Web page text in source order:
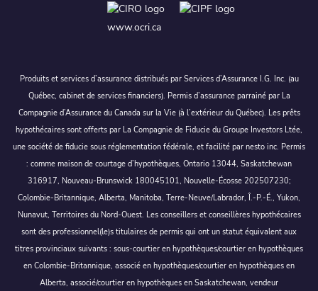
www.ocri.ca
Produits et services d’assurance distribués par Services d’Assurance I.G. Inc. (au
Québec, cabinet de services financiers). Permis d’assurance parrainé par La
Compagnie d’Assurance du Canada sur la Vie (à l’extérieur du Québec). Les prêts
hypothécaires sont offerts par La Compagnie de Fiducie du Groupe Investors Ltée,
une société de fiducie sous réglementation fédérale, et facilité par nesto inc. Permis
: comme maison de courtage d’hypothèques, Ontario 13044, Saskatchewan
316917, Nouveau-Brunswick 180045101, Nouvelle-Écosse 202507230;
Colombie-Britannique, Alberta, Manitoba, Terre-Neuve/Labrador, Î.-P.-É., Yukon,
Nunavut, Territoires du Nord-Ouest. Les conseillers et conseillères hypothécaires
sont des professionnel(le)s titulaires de permis qui ont un statut équivalent aux
titres provinciaux suivants : sous-courtier en hypothèques/courtier en hypothèques
en Colombie-Britannique, associé en hypothèques/courtier en hypothèques en
Alberta, associé/courtier en hypothèques en Saskatchewan, vendeur